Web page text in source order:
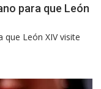
para que León
que León XIV visite